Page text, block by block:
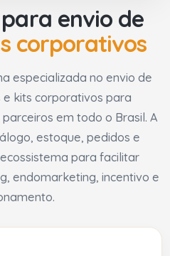
envio de
corporativos
especializada no envio de
kits corporativos para
em todo o Brasil. A
estoque, pedidos e
para facilitar
endomarketing, incentivo e